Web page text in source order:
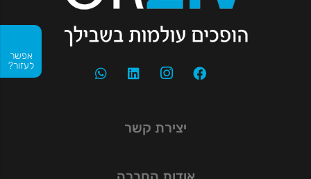
אפשר
לעזור?
יצירת קשר